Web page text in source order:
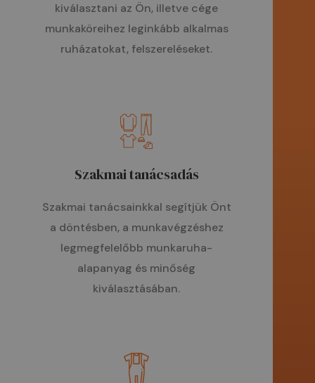
kiválasztani az Ön, illetve cége
munkaköreihez leginkább alkalmas
ruházatokat, felszereléseket.
Szakmai tanácsadás
Szakmai tanácsainkkal segítjük Önt
a döntésben, a munkavégzéshez
legmegfelelőbb munkaruha-
alapanyag és minőség
kiválasztásában.